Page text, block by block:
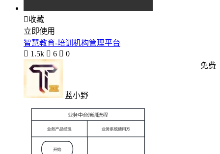
收藏
立即使用
智慧教育-培训机构管理平台
 1.5k  6  0
蓝小野
免费